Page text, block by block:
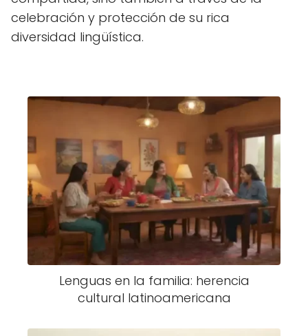
celebración y protección de su rica
diversidad lingüística.
Lenguas en la familia: herencia
cultural latinoamericana